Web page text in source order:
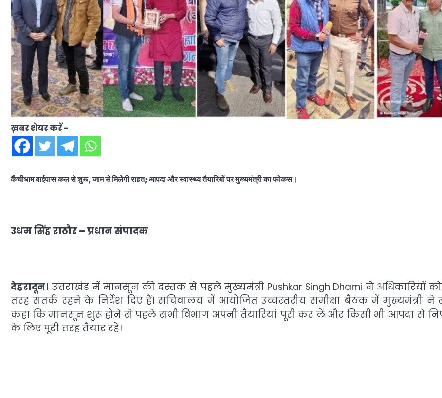
ख़बर शेयर करें -
कैंचीधाम बाईपास कल से शुरू, जाम से मिलेगी राहत; आपदा और स्वास्थ्य तैयारियों पर मुख्यमंत्री का फोकस।
उधम सिंह राठौर – प्रधान संपादक
देहरादून। उत्तराखंड में मानसून की दस्तक से पहले मुख्यमंत्री Pushkar Singh Dhami ने अधिकारियों को
तरह सतर्क रहने के निर्देश दिए हैं। सचिवालय में आयोजित उच्चस्तरीय समीक्षा बैठक में मुख्यमंत्री ने
कहा कि मानसून शुरू होने से पहले सभी विभाग अपनी तैयारियां पूरी कर लें और किसी भी आपदा से
के लिए पूरी तरह तैयार रहें।